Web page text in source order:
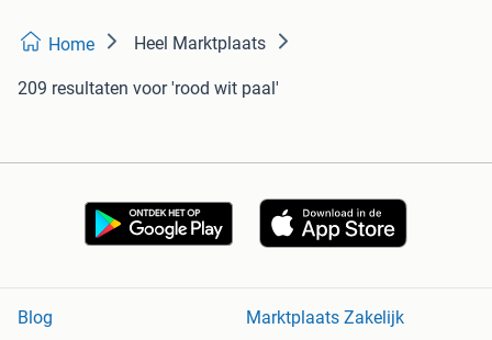
Home Heel Marktplaats
209 resultaten voor 'rood wit paal'
Blog
Marktplaats Zakelijk